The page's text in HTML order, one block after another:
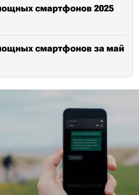
смартфонов 2025
смартфонов за май